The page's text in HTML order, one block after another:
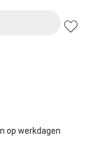
op werkdagen